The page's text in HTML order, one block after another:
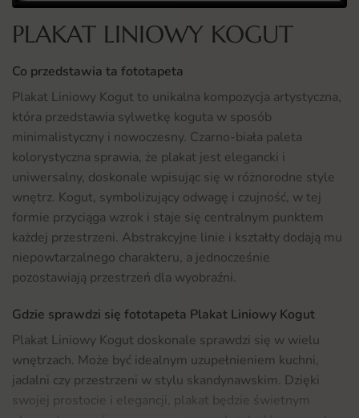
PLAKAT LINIOWY KOGUT
Co przedstawia ta fototapeta
Plakat Liniowy Kogut to unikalna kompozycja artystyczna,
która przedstawia sylwetkę koguta w sposób
minimalistyczny i nowoczesny. Czarno-biała paleta
kolorystyczna sprawia, że plakat jest elegancki i
uniwersalny, doskonale wpisując się w różnorodne style
wnętrz. Kogut, symbolizujący odwagę i czujność, w tej
formie przyciąga wzrok i staje się centralnym punktem
każdej przestrzeni. Abstrakcyjne linie i kształty dodają mu
niepowtarzalnego charakteru, a jednocześnie
pozostawiają przestrzeń dla wyobraźni.
Gdzie sprawdzi się fototapeta Plakat Liniowy Kogut
Plakat Liniowy Kogut doskonale sprawdzi się w wielu
wnętrzach. Może być idealnym uzupełnieniem kuchni,
jadalni czy przestrzeni w stylu skandynawskim. Dzięki
swojej prostocie i elegancji, plakat będzie świetnym